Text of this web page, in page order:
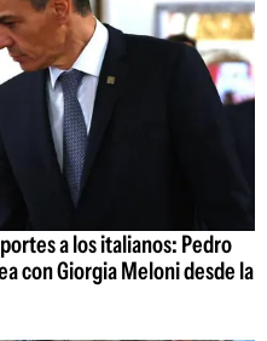
a los italianos: Pedro
con Giorgia Meloni desde la